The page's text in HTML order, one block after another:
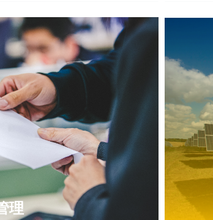
人员运维管理
理
进行调查，分析，总结
工作聚焦。